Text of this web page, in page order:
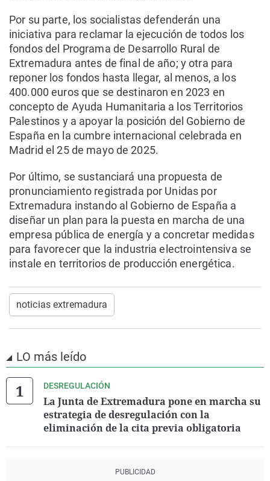
Por su parte, los socialistas defenderán una
iniciativa para reclamar la ejecución de todos los
fondos del Programa de Desarrollo Rural de
Extremadura antes de final de año; y otra para
reponer los fondos hasta llegar, al menos, a los
400.000 euros que se destinaron en 2023 en
concepto de Ayuda Humanitaria a los Territorios
Palestinos y a apoyar la posición del Gobierno de
España en la cumbre internacional celebrada en
Madrid el 25 de mayo de 2025.
Por último, se sustanciará una propuesta de
pronunciamiento registrada por Unidas por
Extremadura instando al Gobierno de España a
diseñar un plan para la puesta en marcha de una
empresa pública de energía y a concretar medidas
para favorecer que la industria electrointensiva se
instale en territorios de producción energética.
noticias extremadura
LO más leído
DESREGULACIÓN
La Junta de Extremadura pone en marcha su
estrategia de desregulación con la
eliminación de la cita previa obligatoria